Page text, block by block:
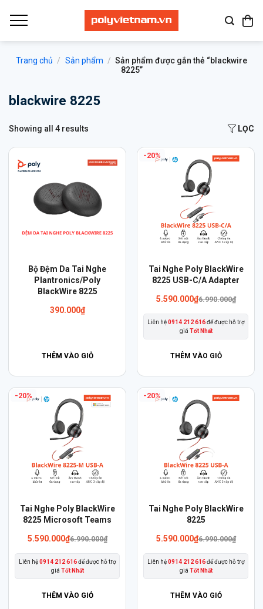
qua
Trang chủ / Sản phẩm / Sản phẩm được gắn thẻ “blackwire
8225”
blackwire 8225
Showing all 4 results LỌC
Bộ Đệm Da Tai Nghe
Plantronics/Poly
BlackWire 8225
390.000₫
THÊM VÀO GIỎ
-20%
Tai Nghe Poly BlackWire
8225 USB-C/A Adapter
5.590.000₫6.990.000₫
Liên hệ0914 212 616để được hỗ trợ
giá Tốt Nhất
THÊM VÀO GIỎ
Sản
phẩm
này
nhiều
biến
chọn
trang
-20%
Tai Nghe Poly BlackWire
8225 Microsoft Teams
5.590.000₫6.990.000₫
Liên hệ0914 212 616để được hỗ trợ
giá Tốt Nhất
THÊM VÀO GIỎ
Sản
phẩm
này
nhiều
biến
-20%
Tai Nghe Poly BlackWire
8225
5.590.000₫6.990.000₫
Liên hệ0914 212 616để được hỗ trợ
giá Tốt Nhất
THÊM VÀO GIỎ
Sản
này
nhiều
biến